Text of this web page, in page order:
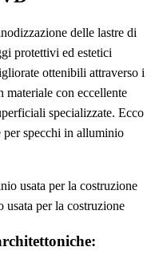
delle lastre di
protettivi ed estetici
ottenibili attraverso i
con eccellente
specializzate. Ecco
per specchi in alluminio
per la costruzione